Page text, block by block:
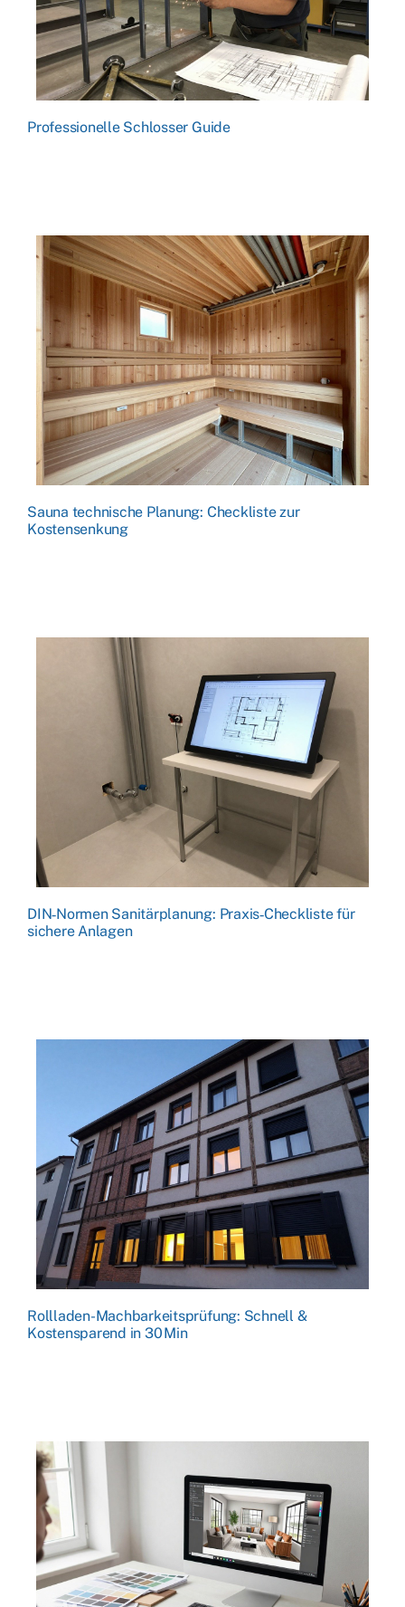
Professionelle Schlosser Guide
Sauna technische Planung: Checkliste zur
Kostensenkung
DIN‑Normen Sanitärplanung: Praxis‑Checkliste für
sichere Anlagen
Rollladen-Machbarkeitsprüfung: Schnell &
Kostensparend in 30 Min